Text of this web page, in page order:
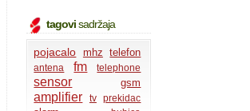
tagovisadržaja
pojacalo mhz telefon
antena fm telephone
sensor gsm
amplifier tv prekidac